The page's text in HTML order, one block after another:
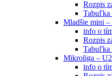
Rozpis
Tabuľka
Mladšie mini –
info o
Rozpis
Tabuľka
Mikroliga –
info o